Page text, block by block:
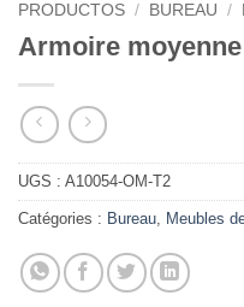
PRODUCTOS / BUREAU /
Armoire
UGS : A10054-OM-T2
Catégories : Bureau, Meubles